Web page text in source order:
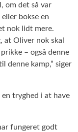
om det så var
bokse en
nok lidt mere.
at Oliver nok skal
– også denne
denne kamp,” siger
tryghed i at have
fungeret godt